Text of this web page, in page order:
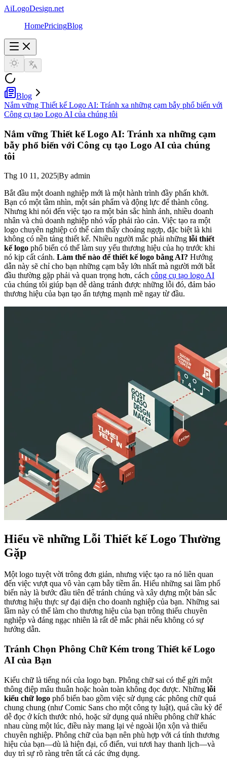
AiLogoDesign.net
HomePricingBlog
Blog
Nắm vững Thiết kế Logo AI: Tránh xa những cạm bẫy phổ biến với
Công cụ tạo Logo AI của chúng tôi
Nắm vững Thiết kế Logo AI: Tránh xa những cạm
bẫy phổ biến với Công cụ tạo Logo AI của chúng
tôi
Thg 10 11, 2025|By admin
Bắt đầu một doanh nghiệp mới là một hành trình đầy phấn khởi.
Bạn có một tầm nhìn, một sản phẩm và động lực để thành công.
Nhưng khi nói đến việc tạo ra một bản sắc hình ảnh, nhiều doanh
nhân và chủ doanh nghiệp nhỏ vấp phải rào cản. Việc tạo ra một
logo chuyên nghiệp có thể cảm thấy choáng ngợp, đặc biệt là khi
không có nền tảng thiết kế. Nhiều người mắc phải những lỗi thiết
kế logo phổ biến có thể làm suy yếu thương hiệu của họ trước khi
nó kịp cất cánh. Làm thế nào để thiết kế logo bằng AI? Hướng
dẫn này sẽ chỉ cho bạn những cạm bẫy lớn nhất mà người mới bắt
đầu thường gặp phải và quan trọng hơn, cách công cụ tạo logo AI
của chúng tôi giúp bạn dễ dàng tránh được những lỗi đó, đảm bảo
thương hiệu của bạn tạo ấn tượng mạnh mẽ ngay từ đầu.
Hiểu về những Lỗi Thiết kế Logo Thường
Gặp
Một logo tuyệt vời trông đơn giản, nhưng việc tạo ra nó liên quan
đến việc vượt qua vô vàn cạm bẫy tiềm ẩn. Hiểu những sai lầm phổ
biến này là bước đầu tiên để tránh chúng và xây dựng một bản sắc
thương hiệu thực sự đại diện cho doanh nghiệp của bạn. Những sai
lầm này có thể làm cho thương hiệu của bạn trông thiếu chuyên
nghiệp và đáng ngạc nhiên là rất dễ mắc phải nếu không có sự
hướng dẫn.
Tránh Chọn Phông Chữ Kém trong Thiết kế Logo
AI của Bạn
Kiểu chữ là tiếng nói của logo bạn. Phông chữ sai có thể gửi một
thông điệp mâu thuẫn hoặc hoàn toàn không đọc được. Những lỗi
kiểu chữ logo phổ biến bao gồm việc sử dụng các phông chữ quá
chung chung (như Comic Sans cho một công ty luật), quá cầu kỳ để
dễ đọc ở kích thước nhỏ, hoặc sử dụng quá nhiều phông chữ khác
nhau cùng một lúc, điều này mang lại vẻ ngoài lộn xộn và thiếu
chuyên nghiệp. Phông chữ của bạn nên phù hợp với cá tính thương
hiệu của bạn—dù là hiện đại, cổ điển, vui tươi hay thanh lịch—và
duy trì sự rõ ràng trên tất cả các ứng dụng.